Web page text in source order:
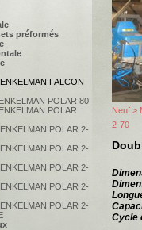
préformés
FALCON
POLAR 80
POLAR
POLAR 2-
POLAR 2-
POLAR 2-
POLAR 2-
POLAR 2-
Neuf >
2-70
Cycle